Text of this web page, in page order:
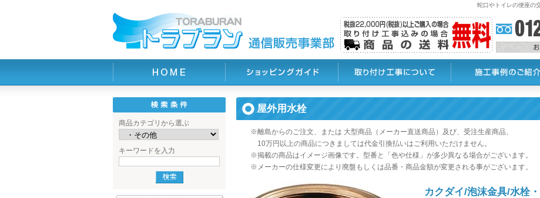
蛇口やトイレの便座の
商品カテゴリから選ぶ
キーワードを入力
屋外用水栓
※離島からのご注文、または 大型商品（メーカー直送商品）及び、受注生産商品、
10万円以上の商品につきましては代金引換払いはご利用いただけません。
※掲載の商品はイメージ画像です。型番と「色や仕様」が多少異なる場合がございます。
※メーカーの仕様変更により廃盤もしくは品番・商品金額が変更される事がございます。
カクダイ/泡沫金具/水栓